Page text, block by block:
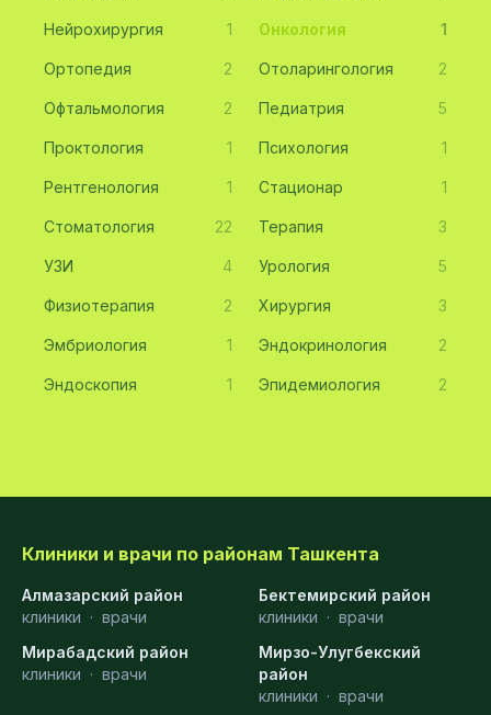
Нейрохирургия 1 Онкология 1
Ортопедия 2 Отоларингология 2
Офтальмология 2 Педиатрия 5
Проктология 1 Психология 1
Рентгенология 1 Стационар 1
Стоматология 22 Терапия 3
УЗИ 4 Урология 5
Физиотерапия 2 Хирургия 3
Эмбриология 1 Эндокринология 2
Эндоскопия 1 Эпидемиология 2
Клиники и врачи по районам Ташкента
Алмазарский район
клиники · врачи
Бектемирский район
клиники · врачи
Мирабадский район
клиники · врачи
Мирзо-Улугбекский
район
клиники · врачи